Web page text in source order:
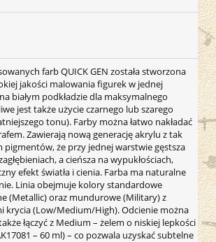
farb QUICK GEN została stworzona
jakości malowania figurek w jednej
białym podkładzie dla maksymalnego
jest także użycie czarnego lub szarego
tonu). Farby można łatwo nakładać
Zawierają nową generację akrylu z tak
pigmentów, że przy jednej warstwie gęstsza
a cieńsza na wypukłościach,
efekt światła i cienia. Farba ma naturalne
Linia obejmuje kolory standardowe
(Metallic) oraz mundurowe (Military) z
krycia (Low/Medium/High). Odcienie można
łączyć z Medium – żelem o niskiej lepkości
– 60 ml) – co pozwala uzyskać subtelne